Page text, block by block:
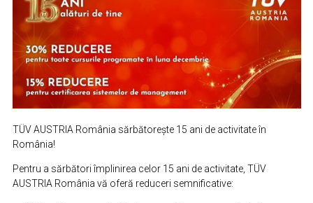
TÜV AUSTRIA România sărbătorește 15 ani de activitate în
România!
Pentru a sărbători împlinirea celor 15 ani de activitate, TÜV
AUSTRIA România vă oferă reduceri semnificative: